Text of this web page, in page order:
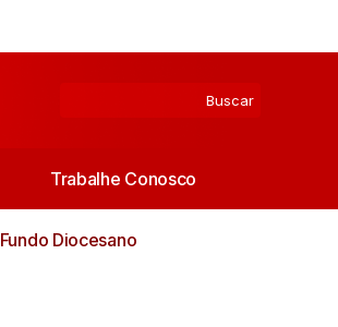
Trabalhe Conosco
Fundo Diocesano